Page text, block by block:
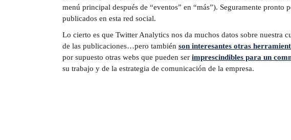
menú principal después de “eventos” en “más”). Seguramente pronto
publicados en esta red social.
Lo cierto es que Twitter Analytics nos da muchos datos sobre nuestra
de las publicaciones…pero también son interesantes otras
por supuesto otras webs que pueden ser imprescindibles para un
su trabajo y de la estrategia de comunicación de la empresa.